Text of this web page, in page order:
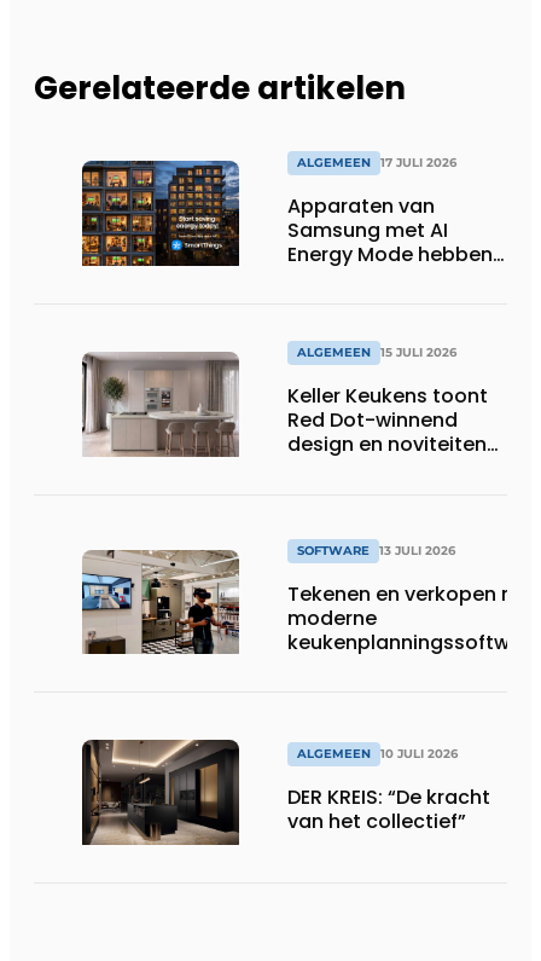
Gerelateerde artikelen
ALGEMEEN 17 JULI 2026
Apparaten van
Samsung met AI
Energy Mode hebben
huishoudens, wat
wassen van 22.023.110
voetbalshirts
ALGEMEEN 15 JULI 2026
Keller Keukens toont
Red Dot-winnend
design en noviteiten
SOFTWARE 13 JULI 2026
Tekenen en verkopen met
moderne
keukenplanningssoftware
ALGEMEEN 10 JULI 2026
DER KREIS: “De kracht
van het collectief”